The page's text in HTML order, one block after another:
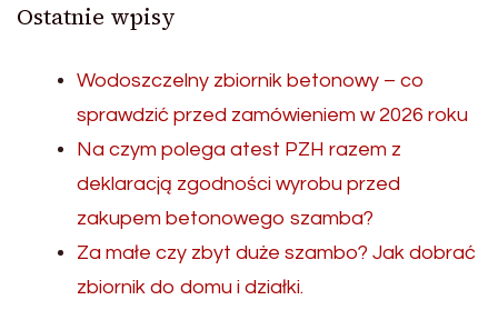
Ostatnie wpisy
Wodoszczelny zbiornik betonowy – co
sprawdzić przed zamówieniem w 2026 roku
Na czym polega atest PZH razem z
deklaracją zgodności wyrobu przed
zakupem betonowego szamba?
Za małe czy zbyt duże szambo? Jak dobrać
zbiornik do domu i działki.